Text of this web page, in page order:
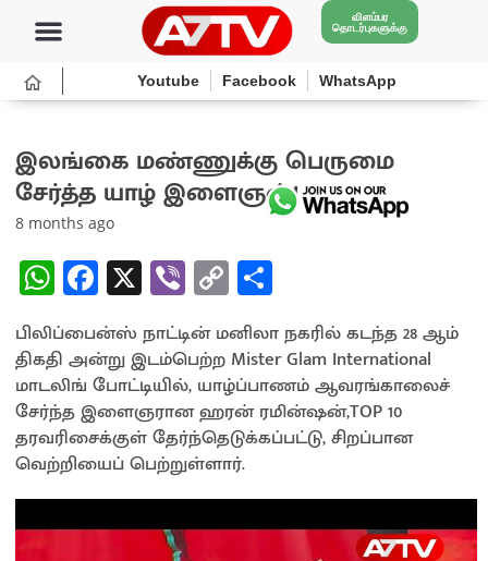
விளம்பர
தொடர்புகளுக்கு
Youtube Facebook WhatsApp
இலங்கை மண்ணுக்கு பெருமை
சேர்த்த யாழ் இளைஞன்!
8 months ago
W
h
at
sA
p
p
Fa
ce
b
o
o
k
X Vi
b
er
C
o
py
Li
n
k
ar
e
பிலிப்பைன்ஸ் நாட்டின் மனிலா நகரில் கடந்த 28 ஆம்
திகதி அன்று இடம்பெற்ற Mister Glam International
மாடலிங் போட்டியில், யாழ்ப்பாணம் ஆவரங்காலைச்
சேர்ந்த இளைஞரான ஹரன் ரமின்ஷன்,TOP 10
தரவரிசைக்குள் தேர்ந்தெடுக்கப்பட்டு, சிறப்பான
வெற்றியைப் பெற்றுள்ளார்.